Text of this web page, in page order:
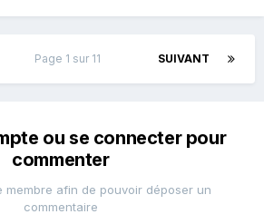
SUIVANT
Page 1 sur 11
ou se connecter pour
commenter
membre afin de pouvoir déposer un
commentaire